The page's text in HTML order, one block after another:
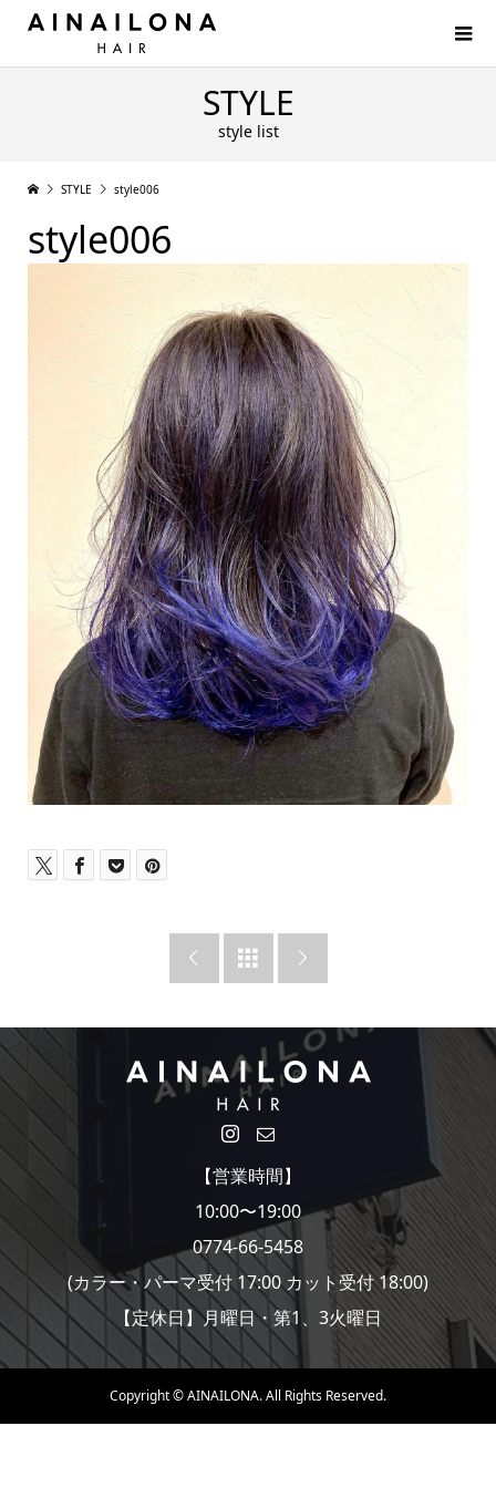
STYLE
style list
STYLE style006
style006
  
【営業時間】
10:00〜19:00
0774-66-5458
(カラー・パーマ受付 17:00 カット受付 18:00)
【定休日】月曜日・第1、3火曜日
Copyright ©AINAILONA. All Rights Reserved.